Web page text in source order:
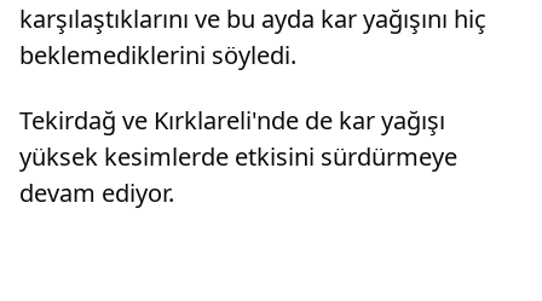
karşılaştıklarını ve bu ayda kar yağışını hiç
beklemediklerini söyledi.
Tekirdağ ve Kırklareli'nde de kar yağışı
yüksek kesimlerde etkisini sürdürmeye
devam ediyor.